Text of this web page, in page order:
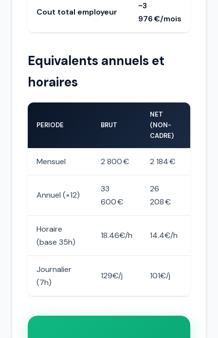
Cout total employeur
~3
976 €/mois
Equivalents annuels et
horaires
PERIODE BRUT
NET
(NON-
CADRE)
Mensuel 2 800 € 2 184 €
Annuel (×12)
33
600 €
26
208 €
Horaire
(base 35h)
18.46€/h 14.4€/h
Journalier
(7h)
129€/j 101€/j